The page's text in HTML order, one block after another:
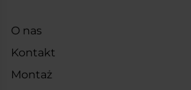
O nas
Kontakt
Montaż